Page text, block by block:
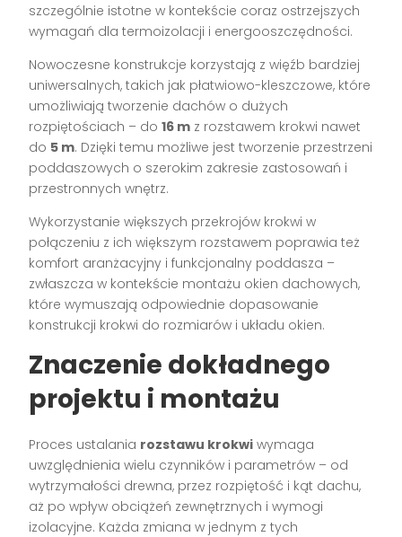
szczególnie istotne w kontekście coraz ostrzejszych
wymagań dla termoizolacji i energooszczędności.
Nowoczesne konstrukcje korzystają z więźb bardziej
uniwersalnych, takich jak płatwiowo-kleszczowe, które
umożliwiają tworzenie dachów o dużych
rozpiętościach – do16 m z rozstawem krokwi nawet
do 5 m. Dzięki temu możliwe jest tworzenie przestrzeni
poddaszowych o szerokim zakresie zastosowań i
przestronnych wnętrz.
Wykorzystanie większych przekrojów krokwi w
połączeniu z ich większym rozstawem poprawia też
komfort aranżacyjny i funkcjonalny poddasza –
zwłaszcza w kontekście montażu okien dachowych,
które wymuszają odpowiednie dopasowanie
konstrukcji krokwi do rozmiarów i układu okien.
Znaczenie dokładnego
projektu i montażu
Proces ustalania rozstawu krokwi wymaga
uwzględnienia wielu czynników i parametrów – od
wytrzymałości drewna, przez rozpiętość i kąt dachu,
aż po wpływ obciążeń zewnętrznych i wymogi
izolacyjne. Każda zmiana w jednym z tych